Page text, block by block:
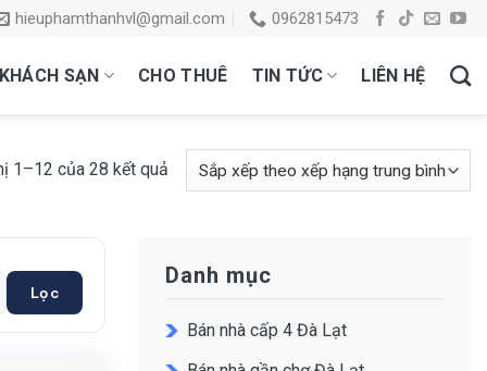
hieuphamthanhvl@gmail.com 0962815473
KHÁCH SẠN CHO THUÊ TIN TỨC LIÊN HỆ
1–12 của 28 kết quả
Lọc
Danh mục
Bán nhà cấp 4 Đà Lạt